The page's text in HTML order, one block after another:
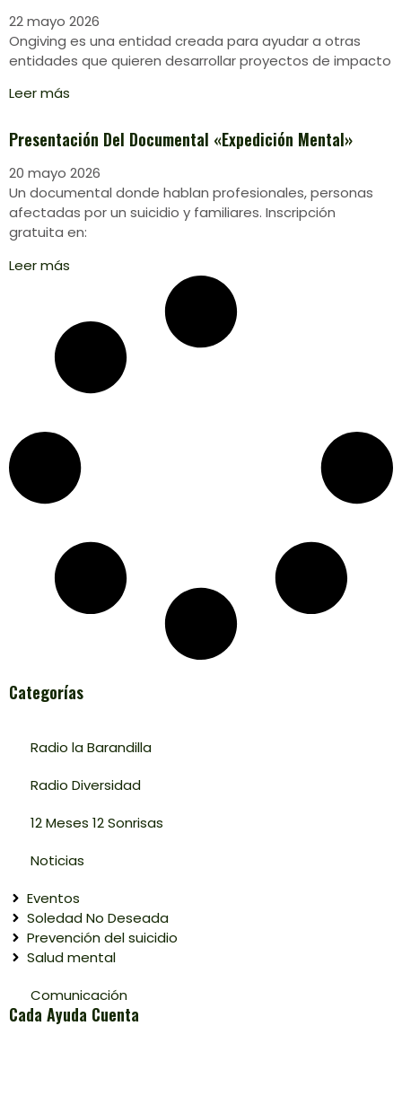
Categorías
Radio la Barandilla
Radio Diversidad
12 Meses 12 Sonrisas
Noticias
Eventos
Soledad No Deseada
Prevención del suicidio
Salud mental
Comunicación
Cada Ayuda Cuenta
22 mayo 2026
Ongiving es una entidad creada para ayudar a otras
entidades que quieren desarrollar proyectos de impacto
Leer más
Presentación Del Documental «Expedición Mental»
20 mayo 2026
Un documental donde hablan profesionales, personas
afectadas por un suicidio y familiares. Inscripción
gratuita en:
Leer más